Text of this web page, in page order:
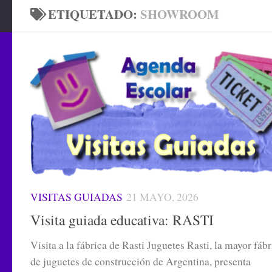
ETIQUETADO: SHOWROOM
VISITAS GUIADAS 21 MAYO, 2026
Visita guiada educativa: RASTI
Visita a la fábrica de Rasti Juguetes Rasti, la mayor
de juguetes de construcción de Argentina, presenta